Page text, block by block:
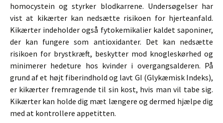
homocystein og styrker blodkarrene. Undersøgelser har
vist at kikærter kan nedsætte risikoen for hjerteanfald.
Kikærter indeholder også fytokemikalier kaldet saponiner,
der kan fungere som antioxidanter. Det kan nedsætte
risikoen for brystkræft, beskytter mod knogleskørhed og
minimerer hedeture hos kvinder i overgangsalderen. På
grund af et højt fiberindhold og lavt GI (Glykæmisk Indeks),
er kikærter fremragende til sin kost, hvis man vil tabe sig.
Kikærter kan holde dig mæt længere og dermed hjælpe dig
med at kontrollere appetitten.